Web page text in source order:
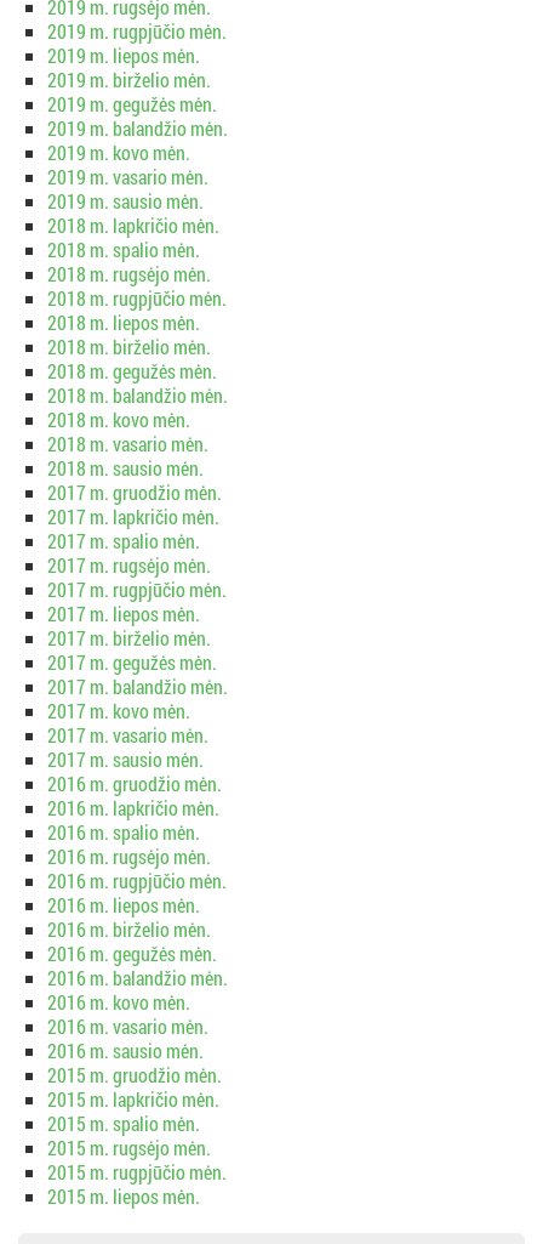
2019 m. rugsėjo mėn.
2019 m. rugpjūčio mėn.
2019 m. liepos mėn.
2019 m. birželio mėn.
2019 m. gegužės mėn.
2019 m. balandžio mėn.
2019 m. kovo mėn.
2019 m. vasario mėn.
2019 m. sausio mėn.
2018 m. lapkričio mėn.
2018 m. spalio mėn.
2018 m. rugsėjo mėn.
2018 m. rugpjūčio mėn.
2018 m. liepos mėn.
2018 m. birželio mėn.
2018 m. gegužės mėn.
2018 m. balandžio mėn.
2018 m. kovo mėn.
2018 m. vasario mėn.
2018 m. sausio mėn.
2017 m. gruodžio mėn.
2017 m. lapkričio mėn.
2017 m. spalio mėn.
2017 m. rugsėjo mėn.
2017 m. rugpjūčio mėn.
2017 m. liepos mėn.
2017 m. birželio mėn.
2017 m. gegužės mėn.
2017 m. balandžio mėn.
2017 m. kovo mėn.
2017 m. vasario mėn.
2017 m. sausio mėn.
2016 m. gruodžio mėn.
2016 m. lapkričio mėn.
2016 m. spalio mėn.
2016 m. rugsėjo mėn.
2016 m. rugpjūčio mėn.
2016 m. liepos mėn.
2016 m. birželio mėn.
2016 m. gegužės mėn.
2016 m. balandžio mėn.
2016 m. kovo mėn.
2016 m. vasario mėn.
2016 m. sausio mėn.
2015 m. gruodžio mėn.
2015 m. lapkričio mėn.
2015 m. spalio mėn.
2015 m. rugsėjo mėn.
2015 m. rugpjūčio mėn.
2015 m. liepos mėn.